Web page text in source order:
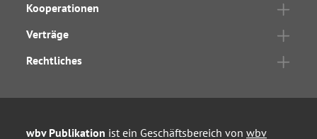
Kooperationen
Verträge
Rechtliches
wbv Publikation ist ein Geschäftsbereich von wbv